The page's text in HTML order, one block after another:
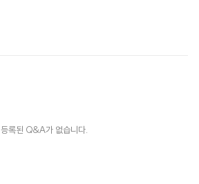
등록된 Q&A가 없습니다.